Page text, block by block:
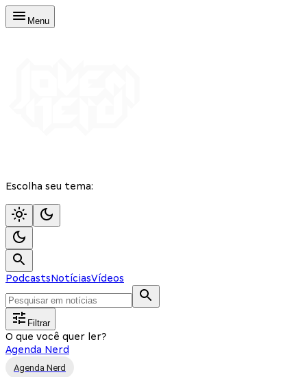
Menu
Escolha seu tema:
PodcastsNotíciasVídeos
Filtrar
O que você quer ler?
Agenda Nerd
Agenda Nerd